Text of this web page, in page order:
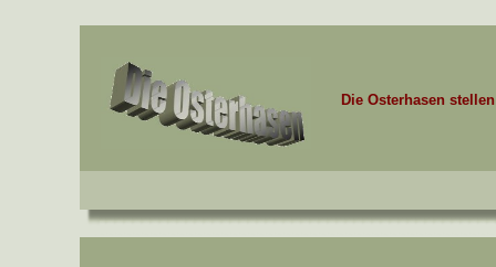
Die Osterhasen